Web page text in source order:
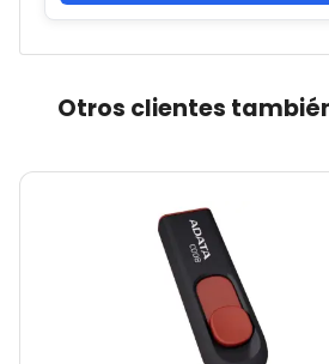
Otros clientes